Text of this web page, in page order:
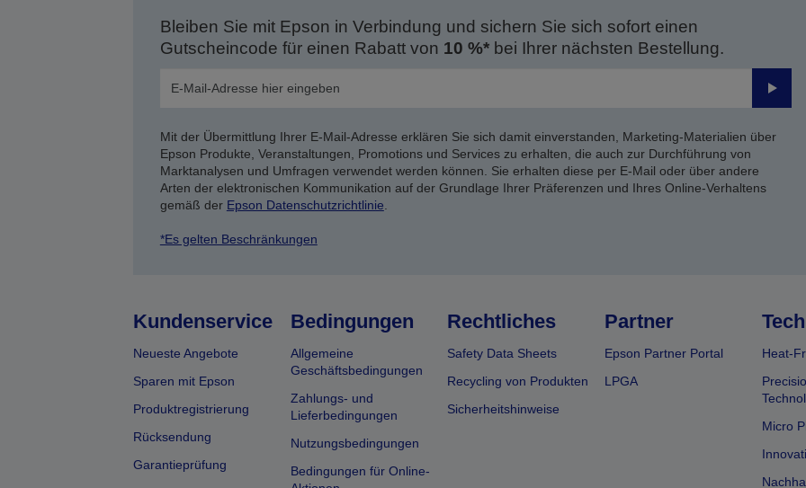
Bleiben Sie mit Epson in Verbindung und sichern Sie sich sofort einen
Gutscheincode für einen Rabatt von 10 %*bei Ihrer nächsten Bestellung.
Mit der Übermittlung Ihrer E-Mail-Adresse erklären Sie sich damit einverstanden, Marketing-Materialien über
Epson Produkte, Veranstaltungen, Promotions und Services zu erhalten, die auch zur Durchführung von
Marktanalysen und Umfragen verwendet werden können. Sie erhalten diese per E-Mail oder über andere
Arten der elektronischen Kommunikation auf der Grundlage Ihrer Präferenzen und Ihres Online-Verhaltens
gemäß der Epson Datenschutzrichtlinie
*Es gelten Beschränkungen
Kundenservice
Neueste Angebote
Sparen mit Epson
Produktregistrierung
Rücksendung
Garantieprüfung
Bedingungen
Allgemeine
Geschäftsbedingungen
Zahlungs- und
Lieferbedingungen
Nutzungsbedingungen
Bedingungen für Online-
Rechtliches
Safety Data Sheets
Recycling von Produkten
Sicherheitshinweise
Partner
Epson Partner Portal
LPGA
Heat-
Micro